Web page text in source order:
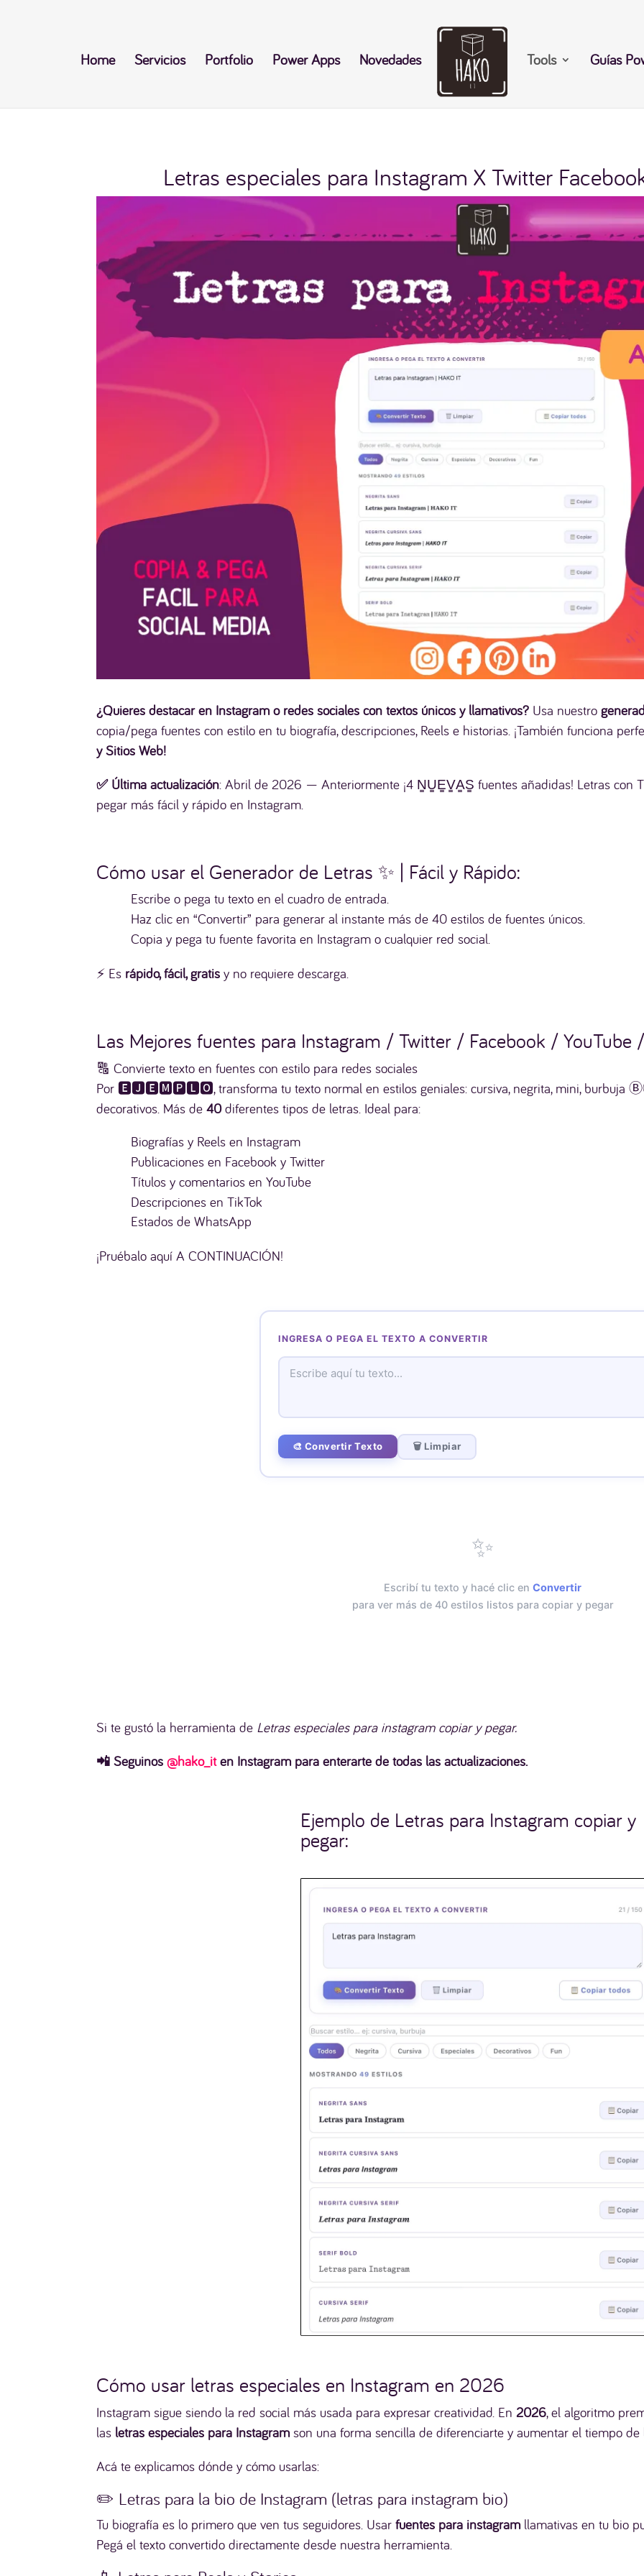
Home Servicios Portfolio Power Apps Novedades Tools Guías
Letras especiales para Instagram X Twitter
¿Quieres destacar en Instagram o redes sociales con textos únicos y llamativos? Usa nuestro
copia/pega fuentes con estilo en tu biografía, descripciones, Reels e historias. ¡También funciona
y Sitios Web!
✅ Última actualización: Abril de 2026 — Anteriormente ¡4 N̳U̳E̳V̳A̳S̳ fuentes añadidas! Letras con
pegar más fácil y rápido en Instagram.
Cómo usar el Generador de Letras ✨ | Fácil y Rápido:
Escribe o pega tu texto en el cuadro de entrada.
Haz clic en “Convertir” para generar al instante más de 40 estilos de fuentes únicos.
Copia y pega tu fuente favorita en Instagram o cualquier red social.
⚡ Es rápido, fácil, gratis y no requiere descarga.
Las Mejores fuentes para Instagram / Twitter / Facebook / YouTube
🔠 Convierte texto en fuentes con estilo para redes sociales
Por 🅴🅹🅴🅼🅿🅻🅾, transforma tu texto normal en estilos geniales: cursiva, negrita, mini,
decorativos. Más de40diferentes tipos de letras. Ideal para:
Biografías y Reels en Instagram
Publicaciones en Facebook y Twitter
Títulos y comentarios en YouTube
Descripciones en TikTok
Estados de WhatsApp
¡Pruébalo aquí A CONTINUACIÓN!
INGRESA O PEGA EL TEXTO A CONVERTIR
🎨 Convertir Texto 🗑️ Limpiar
✨
Escribí tu texto y hacé clic enConvertir
para ver más de 40 estilos listos para copiar y pegar
Si te gustó la herramienta de Letras especiales para instagram copiar y pegar.
📲 Seguinos@hako_iten Instagram para enterarte de todas las actualizaciones.
Ejemplo de Letras para Instagram copiar y
pegar:
Cómo usar letras especiales en Instagram en 2026
Instagram sigue siendo la red social más usada para expresar creatividad. En 2026, el algoritmo
las letras especiales para Instagram son una forma sencilla de diferenciarte y aumentar el tiempo de
Acá te explicamos dónde y cómo usarlas:
✏️ Letras para la bio de Instagram (letras para instagram bio)
Tu biografía es lo primero que ven tus seguidores. Usar fuentes para instagram llamativas en tu bio
Pegá el texto convertido directamente desde nuestra herramienta.